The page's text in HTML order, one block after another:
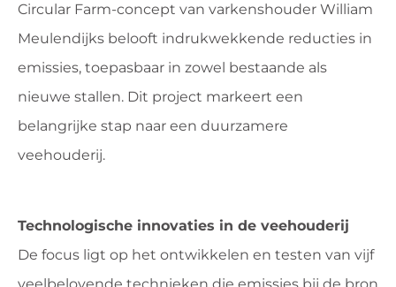
Circular Farm-concept van varkenshouder William
Meulendijks belooft indrukwekkende reducties in
emissies, toepasbaar in zowel bestaande als
nieuwe stallen. Dit project markeert een
belangrijke stap naar een duurzamere
veehouderij.
Technologische innovaties in de veehouderij
De focus ligt op het ontwikkelen en testen van vijf